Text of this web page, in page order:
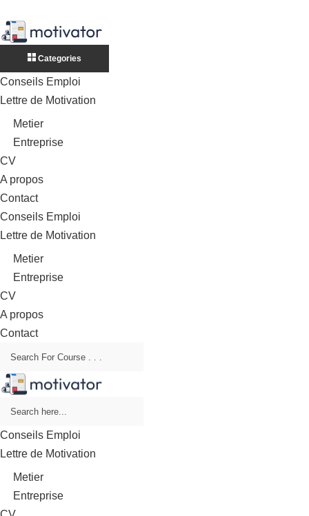
Categories
Conseils Emploi
Lettre de Motivation
Metier
Entreprise
CV
A propos
Contact
Conseils Emploi
Lettre de Motivation
Metier
Entreprise
CV
A propos
Contact
Conseils Emploi
Lettre de Motivation
Metier
Entreprise